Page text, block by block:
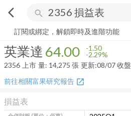
arrow_back_ios search
英業達 64.00 -2.29%
訂閱或綁定，解鎖即時及進階功能
英業達 64.00 -1.50
-2.29%
2356 上市 量: 14,275 張 更新:08/07 收盤
前往相關富果研究報告 open_in_new
損益表